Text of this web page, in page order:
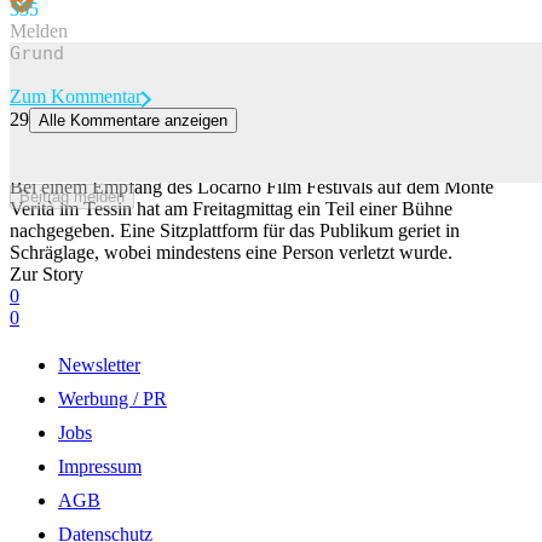
335
Melden
Beitrag melden
Zum Kommentar
29 Alle Kommentare anzeigen
Bei einem Empfang des Locarno Film Festivals auf dem Monte
Verità im Tessin hat am Freitagmittag ein Teil einer Bühne
nachgegeben. Eine Sitzplattform für das Publikum geriet in
Schräglage, wobei mindestens eine Person verletzt wurde.
Zur Story
0
0
Newsletter
Werbung / PR
Jobs
Impressum
AGB
Datenschutz